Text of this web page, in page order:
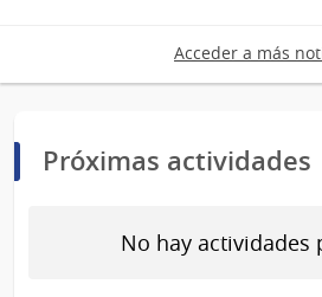
Acceder a más
Próximas actividades
No hay actividades